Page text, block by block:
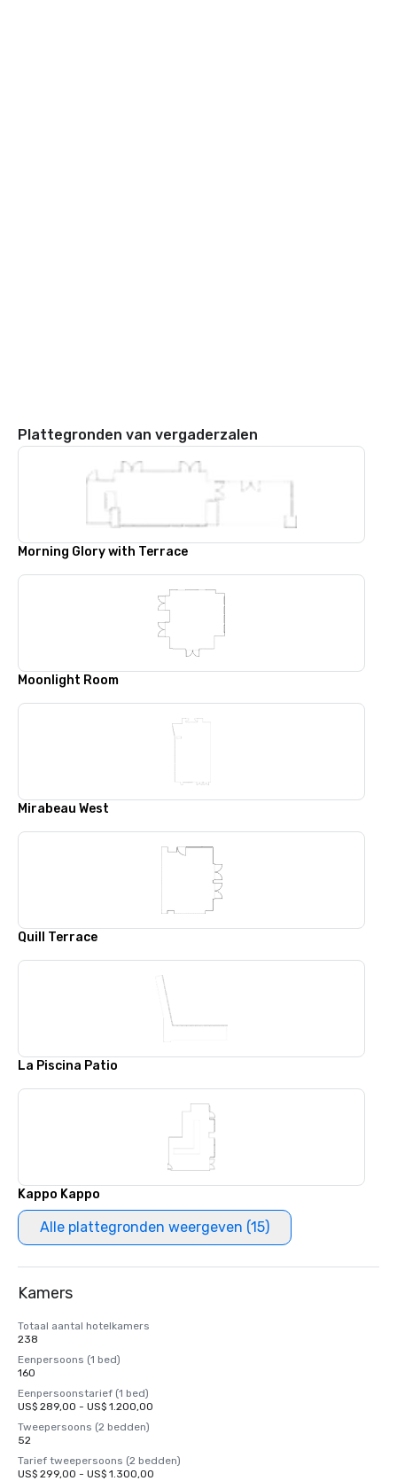
Plattegronden van vergaderzalen
Morning Glory with Terrace
Moonlight Room
Mirabeau West
Quill Terrace
La Piscina Patio
Kappo Kappo
Alle plattegronden weergeven (15)
Kamers
Totaal aantal hotelkamers
238
Eenpersoons (1 bed)
160
Eenpersoonstarief (1 bed)
US$ 289,00 - US$ 1.200,00
Tweepersoons (2 bedden)
52
Tarief tweepersoons (2 bedden)
US$ 299,00 - US$ 1.300,00